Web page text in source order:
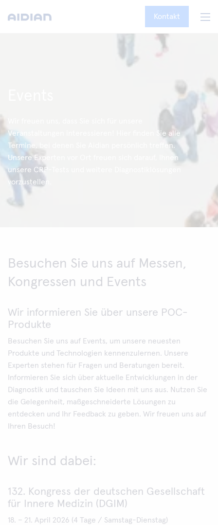
Kontakt
Veranstaltungen interessieren! Hier finden Sie alle
Termine, bei denen Sie Aidian persönlich treffen.
Unsere Experten vor Ort freuen sich darauf, Ihnen
unsere CRP-Tests und weitere Diagnostiklösungen
vorzustellen.
Besuchen Sie uns auf Messen,
Kongressen und Events
Wir informieren Sie über unsere POC-
Produkte
Besuchen Sie uns auf Events, um unsere neuesten
Produkte und Technologien kennenzulernen. Unsere
Experten stehen für Fragen und Beratungen bereit.
Informieren Sie sich über aktuelle Entwicklungen in der
Diagnostik und tauschen Sie Ideen mit uns aus. Nutzen Sie
die Gelegenheit, maßgeschneiderte Lösungen zu
entdecken und Ihr Feedback zu geben. Wir freuen uns auf
Ihren Besuch!
Wir sind dabei:
132. Kongress der deutschen Gesellschaft
für Innere Medizin (DGIM)
18. – 21. April 2026 (4 Tage / Samstag-Dienstag)